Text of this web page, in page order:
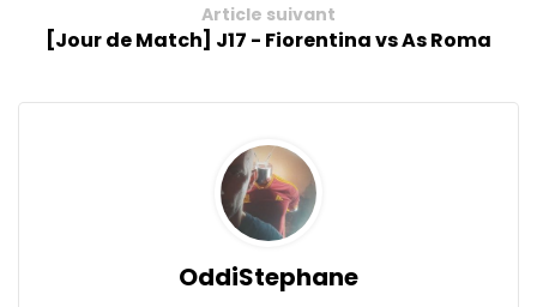
Article suivant
[Jour de Match] J17 - Fiorentina vs As Roma
OddiStephane